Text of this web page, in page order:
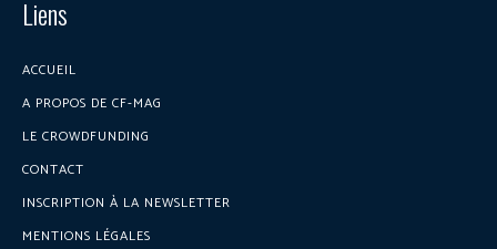
Liens
ACCUEIL
A PROPOS DE CF-MAG
LE CROWDFUNDING
CONTACT
INSCRIPTION À LA NEWSLETTER
MENTIONS LÉGALES